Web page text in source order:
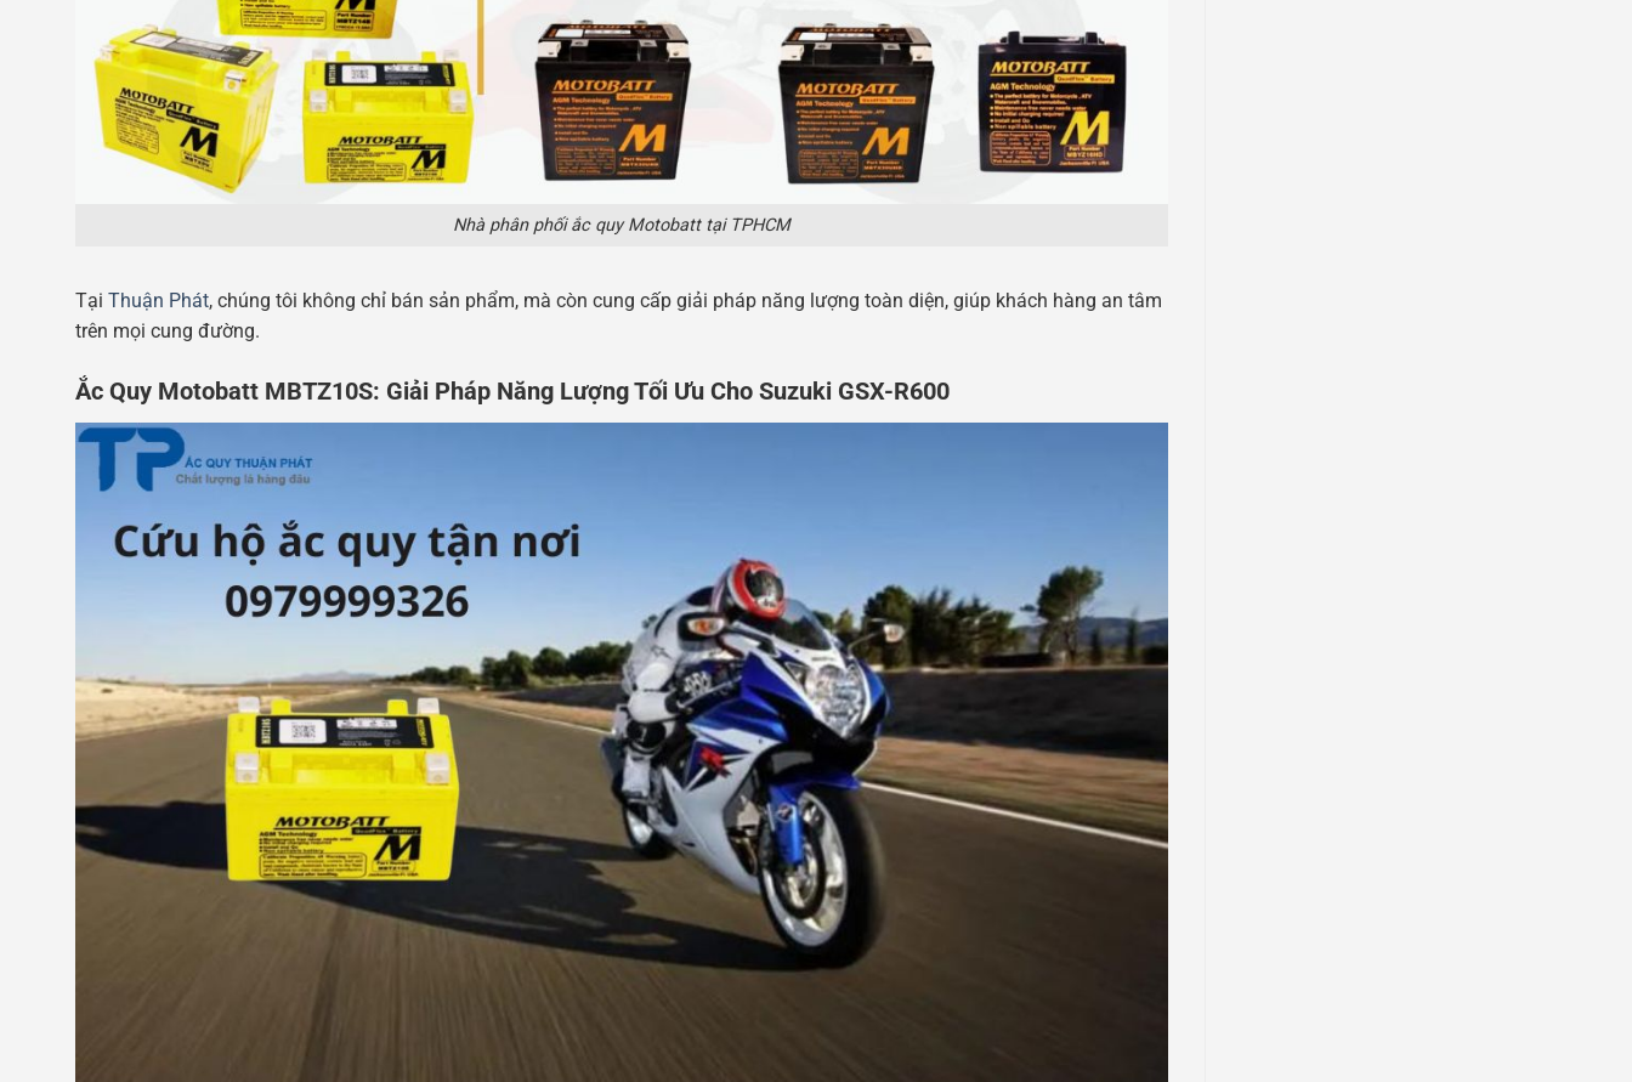
Nhà phân phối ắc quy Motobatt tại TPHCM
Tại Thuận Phát, chúng tôi không chỉ bán sản phẩm, mà còn cung cấp giải pháp năng lượng toàn diện, giúp khách hàng an tâm
trên mọi cung đường.
Ắc Quy Motobatt MBTZ10S: Giải Pháp Năng Lượng Tối Ưu Cho Suzuki GSX-R600